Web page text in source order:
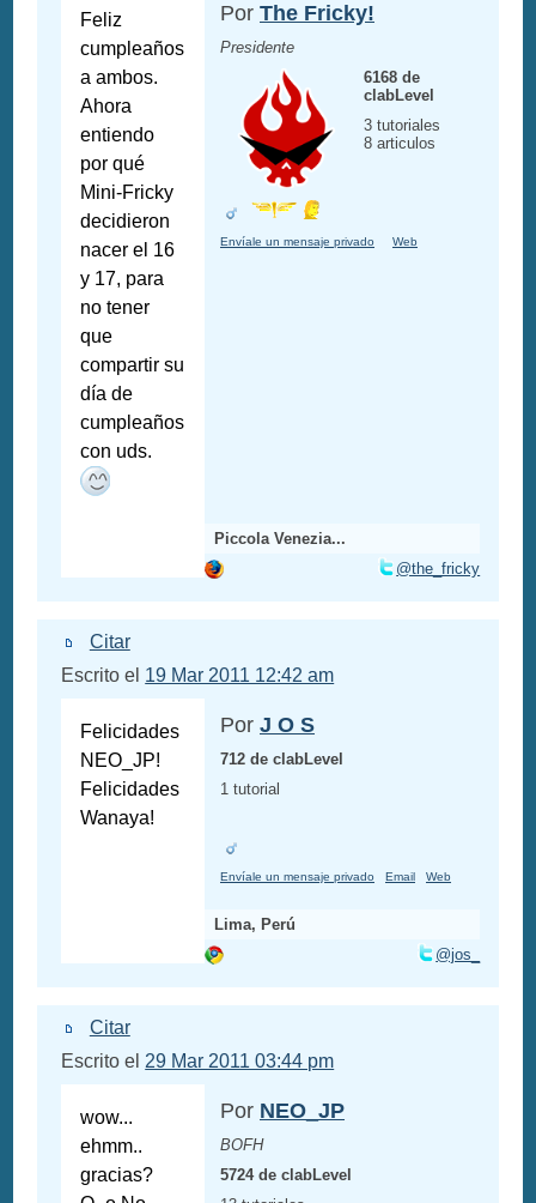
Feliz
cumpleaños
a ambos.
Ahora
entiendo
por qué
Mini-Fricky
decidieron
nacer el 16
y 17, para
no tener
que
compartir su
día de
cumpleaños
con uds.
Por The Fricky!
Presidente
6168 de
clabLevel
3 tutoriales
8 articulos
Envíale un mensaje privado Web
Piccola Venezia...
@the_fricky
Citar
Escrito el 19 Mar 2011 12:42 am
Felicidades
NEO_JP!
Felicidades
Wanaya!
Por J O S
712 de clabLevel
1 tutorial
Envíale un mensaje privado Email Web
Lima, Perú
@jos_
Citar
Escrito el 29 Mar 2011 03:44 pm
wow...
ehmm..
gracias?
Por NEO_JP
BOFH
5724 de clabLevel